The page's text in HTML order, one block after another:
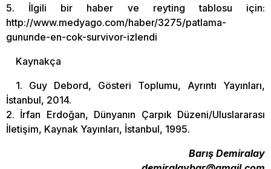
5. İlgili bir haber ve reyting tablosu için:
http://www.medyago.com/haber/3275/patlama-
gununde-en-cok-survivor-izlendi
Kaynakça
1. Guy Debord, Gösteri Toplumu, Ayrıntı Yayınları,
İstanbul, 2014.
2. İrfan Erdoğan, Dünyanın Çarpık Düzeni/Uluslararası
İletişim, Kaynak Yayınları, İstanbul, 1995.
Barış Demiralay